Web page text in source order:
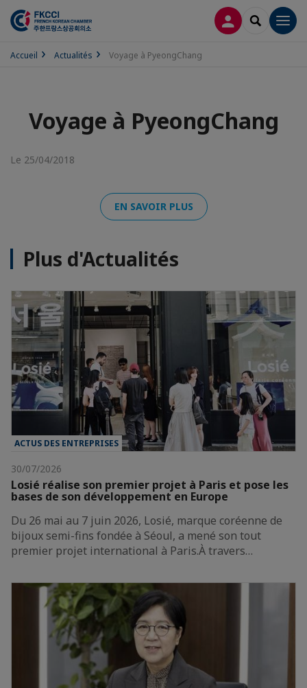
CONNEXION
Accueil Actualités Voyage à PyeongChang
Voyage à PyeongChang
Le 25/04/2018
EN SAVOIR PLUS
Plus d'Actualités
ACTUS DES ENTREPRISES
30/07/2026
Losié réalise son premier projet à Paris et pose les
bases de son développement en Europe
Du 26 mai au 7 juin 2026, Losié, marque coréenne de
bijoux semi-fins fondée à Séoul, a mené son tout
premier projet international à Paris.À travers…